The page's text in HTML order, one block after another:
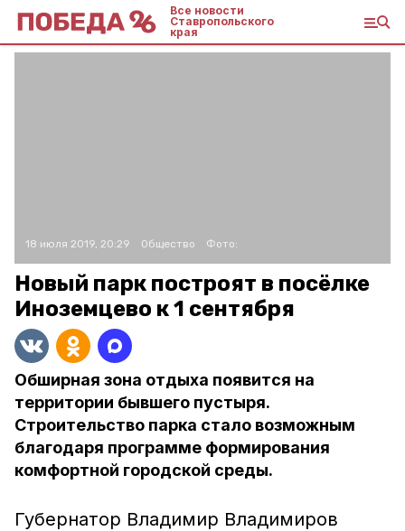
Все новости
Ставропольского
края
18 июля 2019, 20:29 Общество Фото:
Новый парк построят в посёлке
Иноземцево к 1 сентября
Обширная зона отдыха появится на
территории бывшего пустыря.
Строительство парка стало возможным
благодаря программе формирования
комфортной городской среды.
Губернатор Владимир Владимиров